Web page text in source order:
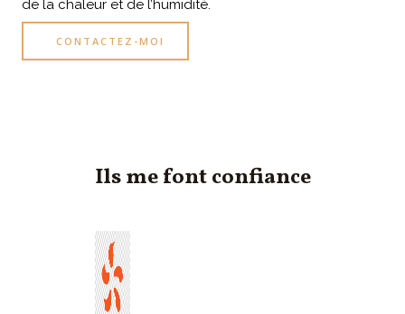
de la chaleur et de l’humidité.
CONTACTEZ-MOI
Ils me font confiance